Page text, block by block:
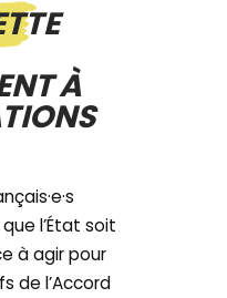
À
l’État soit
à agir pour
de l’Accord